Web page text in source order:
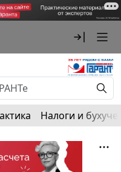
Налоги и